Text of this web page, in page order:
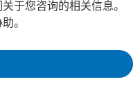
于您咨询的相关信息。
。